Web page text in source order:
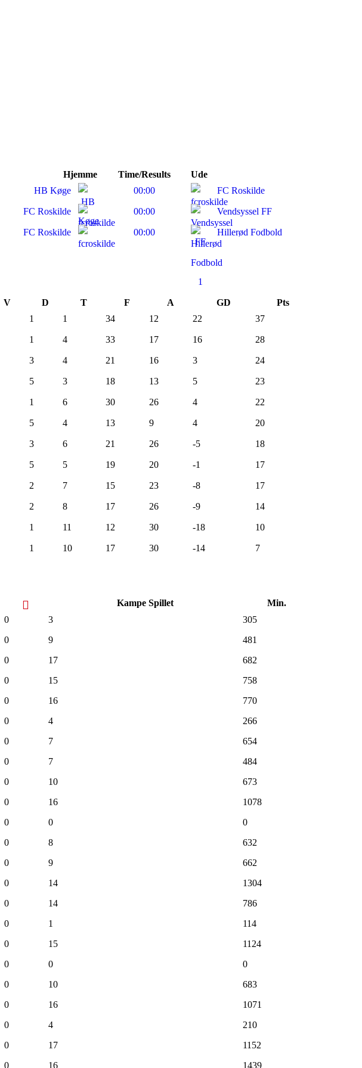
Hjemme Time/Results
Ude
HB Køge 00:00 FC Roskilde
FC Roskilde 00:00 Vendsyssel FF
FC Roskilde 00:00 Hillerød Fodbold
V D T F A GD
Pts
1 1 34 12 22 37
1 4 33 17 16 28
3 4 21 16 3 24
5 3 18 13 5 23
1 6 30 26 4 22
5 4 13 9 4 20
3 6 21 26 -5 18
5 5 19 20 -1 17
2 7 15 23 -8 17
2 8 17 26 -9 14
1 11 12 30 -18 10
1 10 17 30 -14 7
Kampe Spillet
Min.
0 3
305
0 9
481
0 17
682
0 15
758
0 16
770
0 4
266
0 7
654
0 7
484
0 10
673
0 16
1078
0 0
0
0 8
632
0 9
662
0 14
1304
0 14
786
0 1
114
0 15
1124
0 0
0
0 10
683
0 16
1071
0 4
210
0 17
1152
0 16 1439